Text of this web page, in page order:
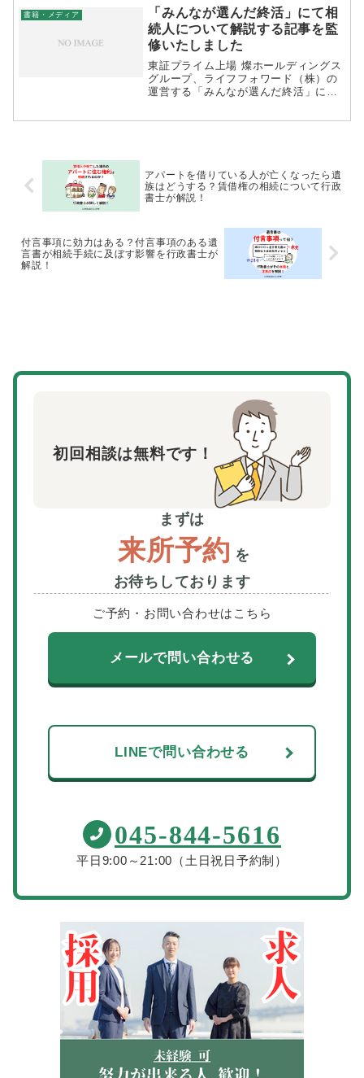
監修いたしました。長岡行政書士事務
所は横浜市・神奈川県全域とあわせ
て...
書籍・メディア
「みんなが選んだ終活」にて相
続人について解説する記事を監
修いたしました
東証プライム上場 燦ホールディングス
グループ、ライフフォワード（株）の
運営する「みんなが選んだ終活」に
アパートを借りている人が亡くなったら遺
族はどうする？賃借権の相続について行政
書士が解説！
付言事項に効力はある？付言事項のある遺
言書が相続手続に及ぼす影響を行政書士が
解説！
初回相談は無料です！
まずは
来所予約 を
お待ちしております
ご予約・お問い合わせはこちら
メールで問い合わせる
LINEで問い合わせる
045-844-5616
平日9:00～21:00（土日祝日予約制）